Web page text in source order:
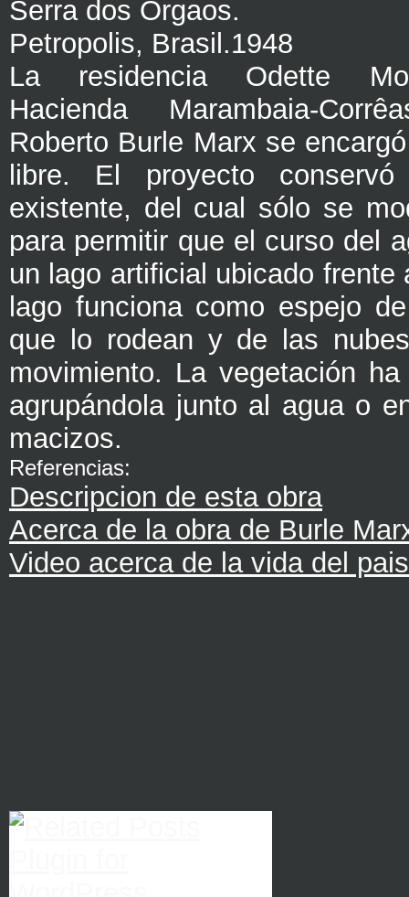
Serra dos Orgaos.
Petropolis, Brasil.1948
La residencia Odette
Hacienda Marambaia-
Roberto Burle Marx se
libre. El proyecto
existente, del cual sólo se
para permitir que el curso del
un lago artificial ubicado frente
lago funciona como espejo
que lo rodean y de las
movimiento. La vegetación
agrupándola junto al agua o
macizos.
Referencias:
Descripcion de esta obra
Acerca de la obra de Burle
Video acerca de la vida del